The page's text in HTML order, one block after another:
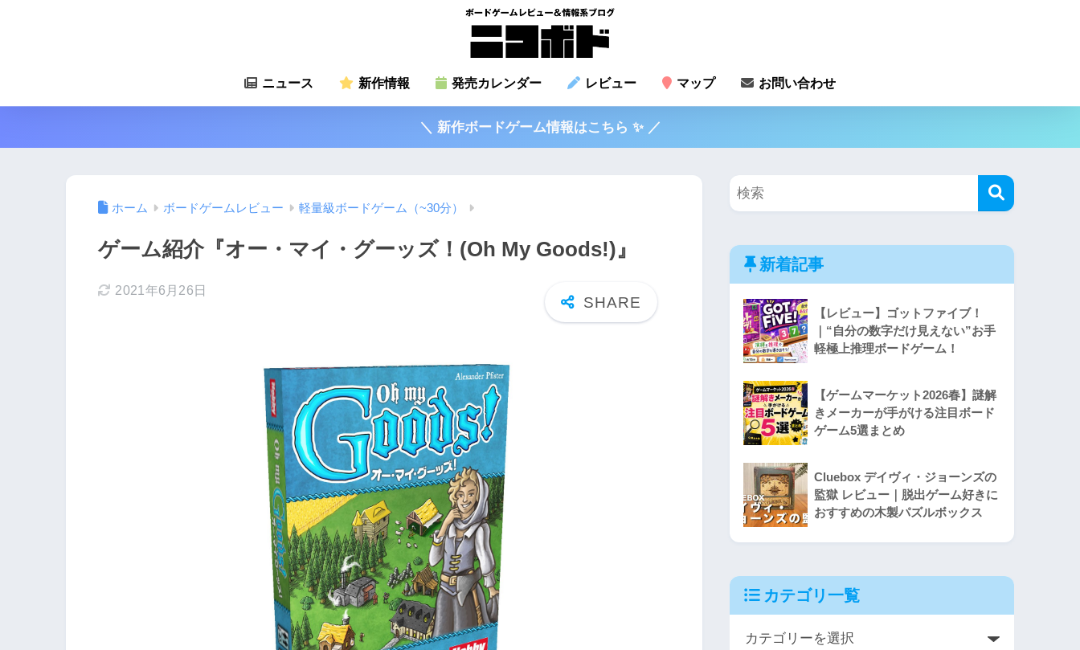
ニュース 新作情報 発売カレンダー レビュー マップ お問い合わせ
＼ 新作ボードゲーム情報はこちら ✨ ／
ホーム ボードゲームレビュー 軽量級ボードゲーム（~30分）
ゲーム紹介『オー・マイ・グーッズ！(Oh My Goods!)』
2021年6月26日
新着記事
【レビュー】ゴットファイブ！
｜“自分の数字だけ見えない”お手
軽極上推理ボードゲーム！
【ゲームマーケット2026春】謎解
きメーカーが手がける注目ボード
ゲーム5選まとめ
Cluebox デイヴィ・ジョーンズの
監獄 レビュー｜脱出ゲーム好きに
おすすめの木製パズルボックス
カテゴリ一覧